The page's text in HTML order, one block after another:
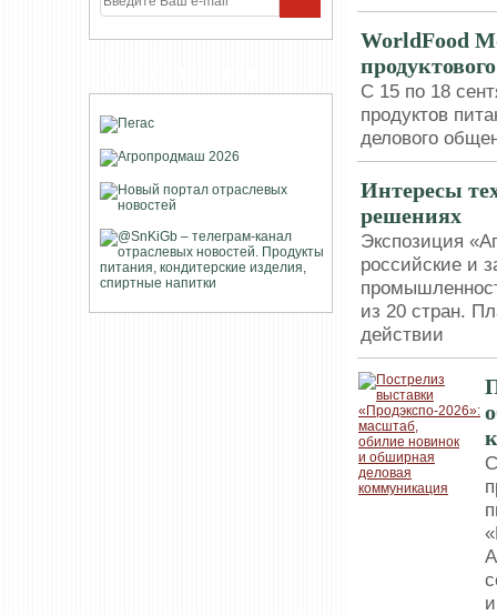
WorldFood
С 15 по 18
продуктов
делового
Интересы
решениях
Экспозиция
российские и
из 20 стран.
действии